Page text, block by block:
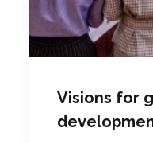
Visions for